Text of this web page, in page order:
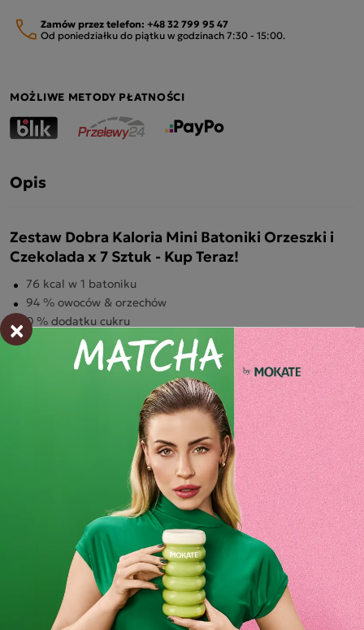
Zamów przez telefon: +48 32 799 95 47
Od poniedziałku do piątku w godzinach 7:30 - 15:00.
MOŻLIWE METODY PŁATNOŚCI
Opis
Zestaw Dobra Kaloria Mini Batoniki Orzeszki i
Czekolada x 7 Sztuk - Kup Teraz!
76 kcal w 1 batoniku
94 % owoców & orzechów
0 % dodatku cukru
Źródło witaminy B3 (niacyna)
Odpowiedni dla wegan & wegetarian
Tylko 6 składników
Składniki i wartości odżywcze
Opinie o produkcie
BĄDŹ PIERWSZYM KTÓRY NAPISZE RECENZJĘ
×